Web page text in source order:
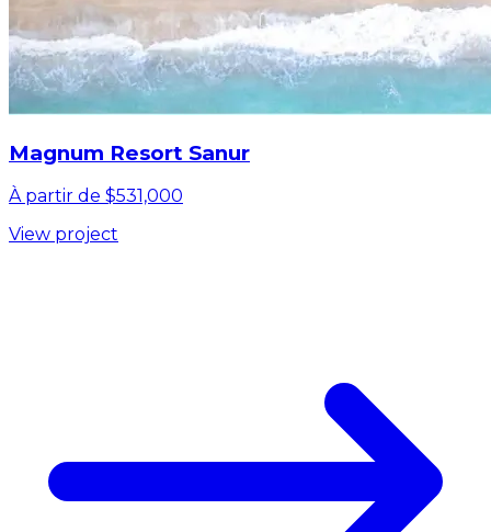
Magnum Resort Sanur
À partir de $531,000
View project